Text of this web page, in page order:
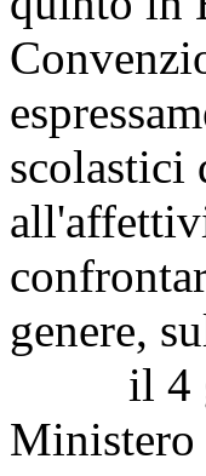
scolastici
genere,
il 4
Ministero